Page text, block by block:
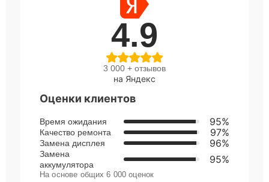
4.9
3 000 + отзывов
на Яндекс
Оценки клиентов
Время ожидания 95%
Качество ремонта 97%
Замена дисплея 96%
Замена
аккумулятора
95%
На основе общих 6 000 оценок